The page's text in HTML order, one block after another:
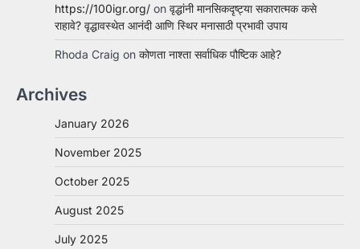
https://100igr.org/ on वृद्धांनी मानसिकदृष्ट्या सकारात्मक कसे
राहावे? वृद्धावस्थेत आनंदी आणि स्थिर मनासाठी प्रभावी उपाय
Rhoda Craig on कोणता नाश्ता सर्वाधिक पौष्टिक आहे?
Archives
January 2026
November 2025
October 2025
August 2025
July 2025